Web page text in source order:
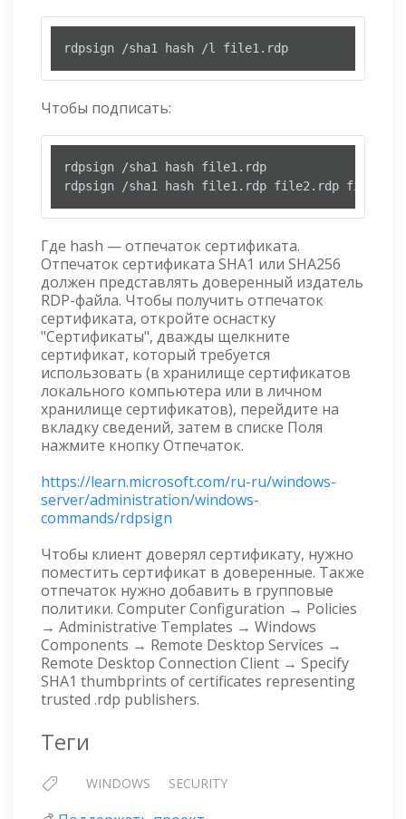
rdpsign /sha1 hash /l file1.rdp
Чтобы подписать:
rdpsign /sha1 hash file1.rdp
rdpsign /sha1 hash file1.rdp file2.rdp
Где hash — отпечаток сертификата.
Отпечаток сертификата SHA1 или SHA256
должен представлять доверенный издатель
RDP-файла. Чтобы получить отпечаток
сертификата, откройте оснастку
"Сертификаты", дважды щелкните
сертификат, который требуется
использовать (в хранилище сертификатов
локального компьютера или в личном
хранилище сертификатов), перейдите на
вкладку сведений, затем в списке Поля
нажмите кнопку Отпечаток.
https://learn.microsoft.com/ru-ru/windows-
server/administration/windows-
commands/rdpsign
Чтобы клиент доверял сертификату, нужно
поместить сертификат в доверенные. Также
отпечаток нужно добавить в групповые
политики. Computer Configuration → Policies
→ Administrative Templates → Windows
Components → Remote Desktop Services →
Remote Desktop Connection Client → Specify
SHA1 thumbprints of certificates representing
trusted .rdp publishers.
Теги
WINDOWS SECURITY